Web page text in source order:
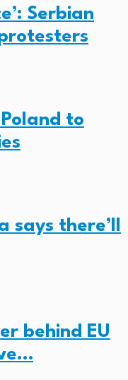
Serbian
to
says there’ll
behind EU